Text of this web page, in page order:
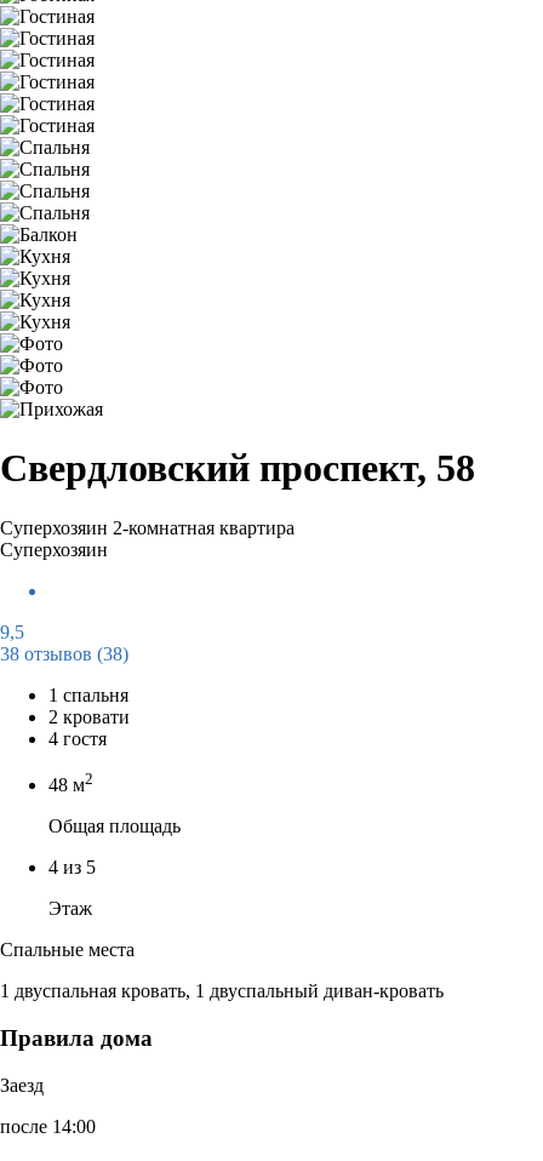
Свердловский проспект, 58
Суперхозяин 2-комнатная квартира
Суперхозяин
9,5
38 отзывов (38)
1 спальня
2 кровати
4 гостя
48 м2
Общая площадь
4 из 5
Этаж
Спальные места
1 двуспальная кровать, 1 двуспальный диван-кровать
Правила дома
Заезд
после 14:00